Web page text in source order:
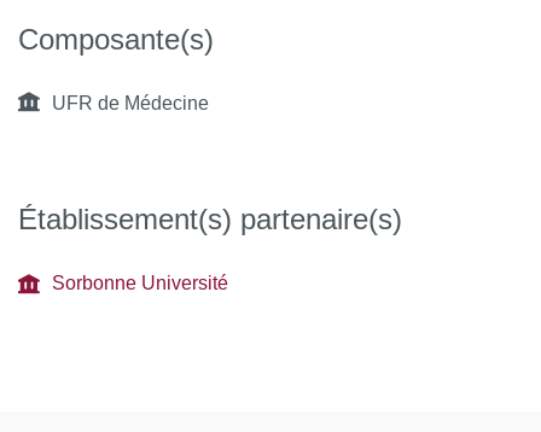
Composante(s)
UFR de Médecine
Établissement(s) partenaire(s)
Sorbonne Université